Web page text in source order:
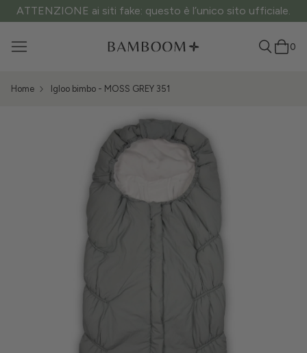
ATTENZIONE ai siti fake: questo è l’unico sito ufficiale.
0
Home Igloo bimbo - MOSS GREY 351